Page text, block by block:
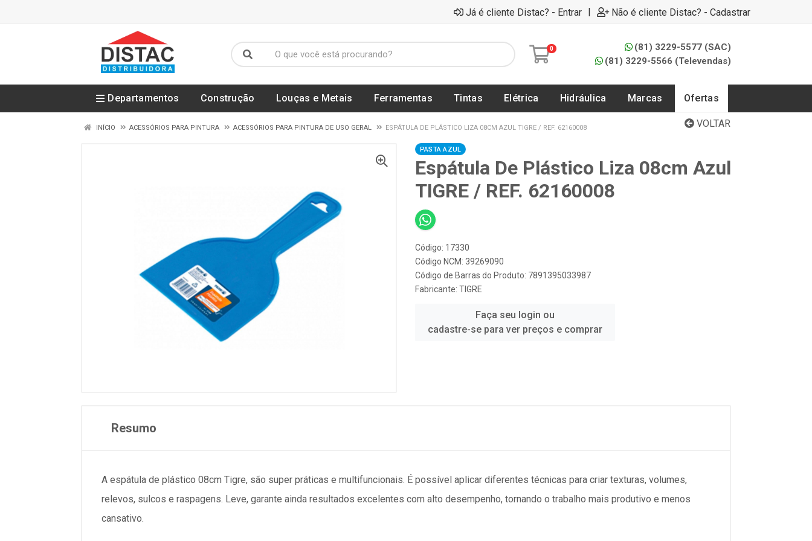
Já é cliente Distac? - Entrar | Não é cliente Distac? - Cadastrar
0
(81) 3229-5577 (SAC)
(81) 3229-5566 (Televendas)
Departamentos Construção Louças e Metais Ferramentas Tintas Elétrica Hidráulica Marcas Ofertas
VOLTAR
INÍCIO ACESSÓRIOS PARA PINTURA ACESSÓRIOS PARA PINTURA DE USO GERAL ESPÁTULA DE PLÁSTICO LIZA 08CM AZUL TIGRE / REF. 62160008
PASTA AZUL
Espátula De Plástico Liza 08cm Azul
TIGRE / REF. 62160008
Código: 17330
Código NCM: 39269090
Código de Barras do Produto: 7891395033987
Fabricante: TIGRE
Faça seu login ou
cadastre-se para ver preços e comprar
Resumo
A espátula de plástico 08cm Tigre, são super práticas e multifuncionais. É possível aplicar diferentes técnicas para criar texturas, volumes,
relevos, sulcos e raspagens. Leve, garante ainda resultados excelentes com alto desempenho, tornando o trabalho mais produtivo e menos
cansativo.